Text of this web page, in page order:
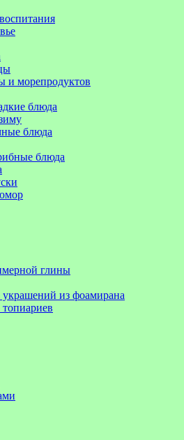
и морепродуктов
блюда
блюда
блюда
глины
украшений из фоамирана